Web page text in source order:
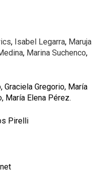
, Isabel Legarra, Maruja
, Marina Suchenco,
Graciela Gregorio, María
María Elena Pérez.
Pirelli